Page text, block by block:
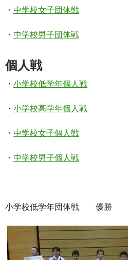
・ 中学校女子団体戦
・ 中学校男子団体戦
個人戦
・ 小学校低学年個人戦
・ 小学校高学年個人戦
・ 中学校女子個人戦
・ 中学校男子個人戦
小学校低学年団体戦 優勝